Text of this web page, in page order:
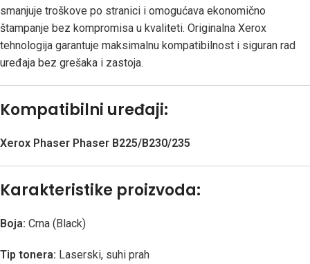
smanjuje troškove po stranici i omogućava ekonomično
štampanje bez kompromisa u kvaliteti. Originalna Xerox
tehnologija garantuje maksimalnu kompatibilnost i siguran rad
uređaja bez grešaka i zastoja.
Kompatibilni uređaji:
Xerox Phaser Phaser B225/B230/235
Karakteristike proizvoda:
Boja: Crna (Black)
Tip tonera: Laserski, suhi prah